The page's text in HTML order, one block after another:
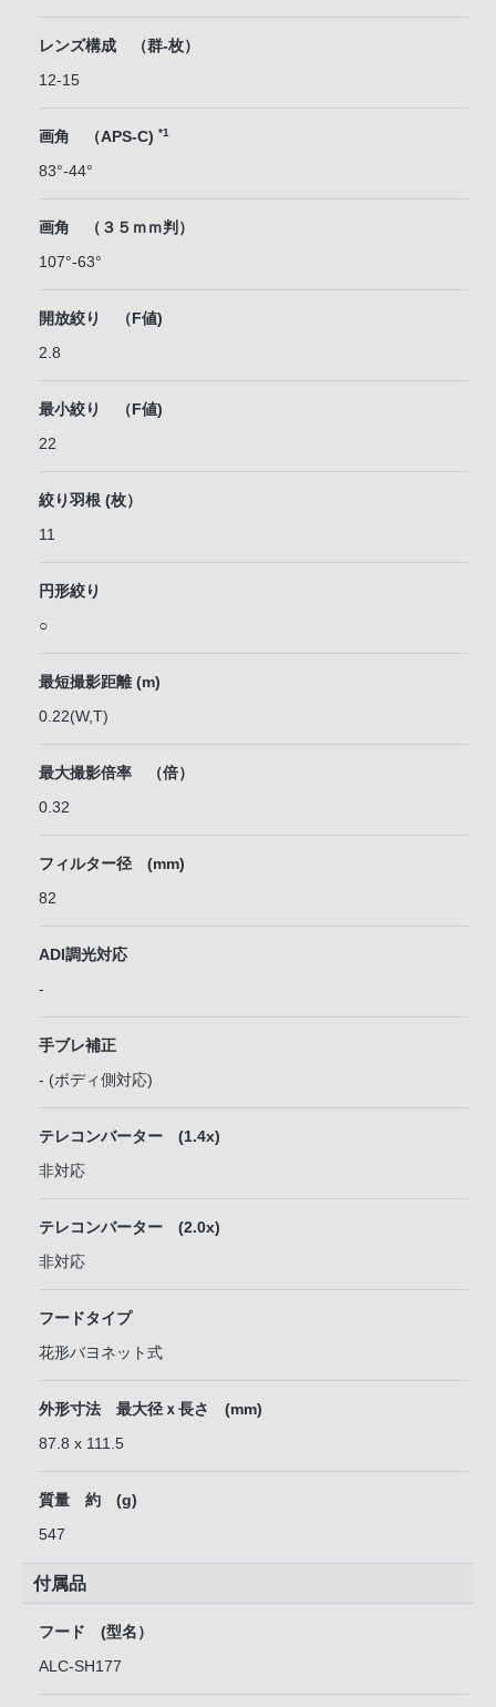
レンズ構成 （群-枚）
12-15
画角 （APS-C) *1
83°-44°
画角 （３５ｍｍ判）
107°-63°
開放絞り （F値)
2.8
最小絞り （F値)
22
絞り羽根 (枚）
11
円形絞り
○
最短撮影距離 (m)
0.22(W,T)
最大撮影倍率 （倍）
0.32
フィルター径 (mm)
82
ADI調光対応
-
手ブレ補正
- (ボディ側対応)
テレコンバーター (1.4x)
非対応
テレコンバーター (2.0x)
非対応
フードタイプ
花形バヨネット式
外形寸法 最大径ｘ長さ (mm)
87.8 x 111.5
質量 約 (g)
547
付属品
フード (型名）
ALC-SH177